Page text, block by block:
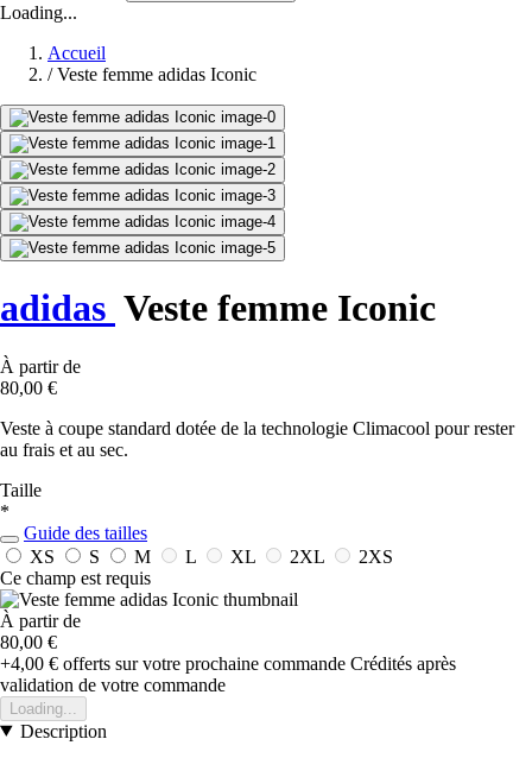
Loading...
Accueil
/ Veste femme adidas Iconic
adidas Veste femme Iconic
À partir de
80,00 €
Veste à coupe standard dotée de la technologie Climacool pour rester
au frais et au sec.
Taille
*
Guide des tailles
XS
S M L XL 2XL
2XS
Ce champ est requis
À partir de
80,00 €
+4,00 € offerts sur votre prochaine commande Crédités après
validation de votre commande
Loading...
Description